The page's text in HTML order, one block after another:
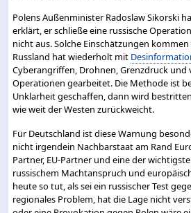
Polens Außenminister Radoslaw Sikorski
erklärt, er schließe eine russische
nicht aus. Solche Einschätzungen
Russland hat wiederholt mit
Cyberangriffen, Drohnen, Grenzdruck und
Operationen gearbeitet. Die Methode ist
Unklarheit geschaffen, dann wird
wie weit der Westen zurückweicht.
Für Deutschland ist diese Warnung
nicht irgendein Nachbarstaat am Rand
Partner, EU-Partner und eine der
russischem Machtanspruch und
heute so tut, als sei ein russischer Test
regionales Problem, hat die Lage nicht